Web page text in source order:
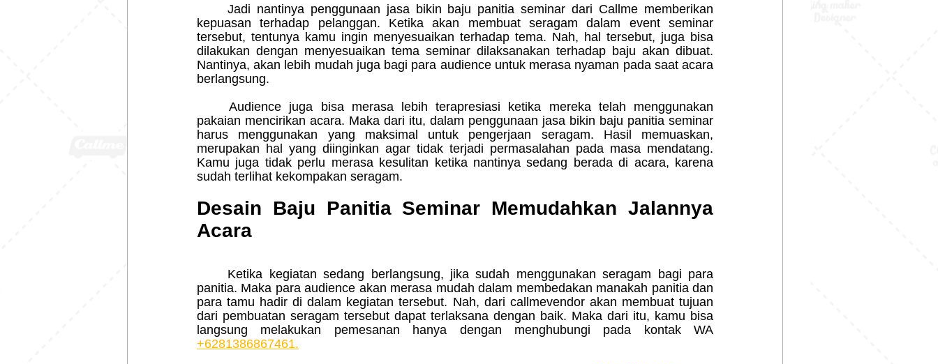
kepuasan terhadap pelanggan. Ketika akan membuat seragam dalam event seminar
tersebut, tentunya kamu ingin menyesuaikan terhadap tema. Nah, hal tersebut, juga bisa
dilakukan dengan menyesuaikan tema seminar dilaksanakan terhadap baju akan dibuat.
Nantinya, akan lebih mudah juga bagi para audience untuk merasa nyaman pada saat acara
berlangsung.
	Audience juga bisa merasa lebih terapresiasi ketika mereka telah menggunakan
pakaian mencirikan acara. Maka dari itu, dalam penggunaan jasa bikin baju panitia seminar
harus menggunakan yang maksimal untuk pengerjaan seragam. Hasil memuaskan,
merupakan hal yang diinginkan agar tidak terjadi permasalahan pada masa mendatang.
Kamu juga tidak perlu merasa kesulitan ketika nantinya sedang berada di acara, karena
sudah terlihat kekompakan seragam.
Desain Baju Panitia Seminar Memudahkan Jalannya
Acara
panitia. Maka para audience akan merasa mudah dalam membedakan manakah panitia dan
para tamu hadir di dalam kegiatan tersebut. Nah, dari callmevendor akan membuat tujuan
dari pembuatan seragam tersebut dapat terlaksana dengan baik. Maka dari itu, kamu bisa
+6281386867461.